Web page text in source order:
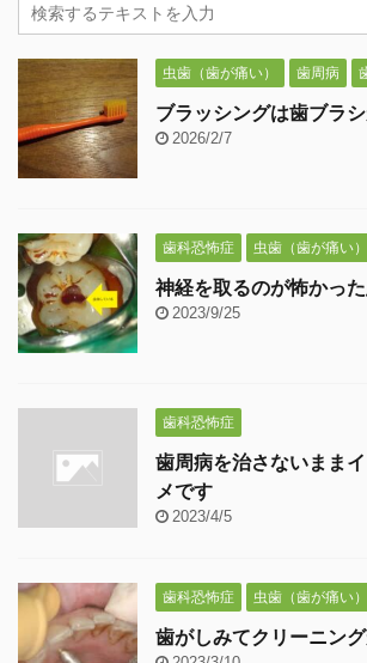
虫歯（歯が痛い） 歯周病
ブラッシングは歯ブラ
2026/2/7
歯科恐怖症 虫歯（歯が痛い）
神経を取るのが怖かっ
2023/9/25
歯科恐怖症
歯周病を治さないまま
メです
2023/4/5
歯科恐怖症 虫歯（歯が痛い）
歯がしみてクリーニン